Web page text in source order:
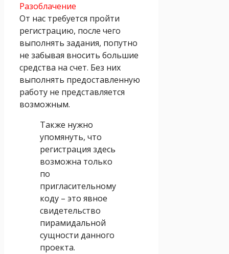
Разоблачение
От нас требуется пройти
регистрацию, после чего
выполнять задания, попутно
не забывая вносить большие
средства на счет. Без них
выполнять предоставленную
работу не представляется
возможным.
Также нужно
упомянуть, что
регистрация здесь
возможна только
по
пригласительному
коду – это явное
свидетельство
пирамидальной
сущности данного
проекта.